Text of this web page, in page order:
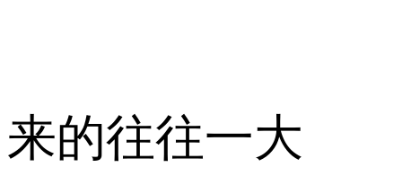
来的往往一大